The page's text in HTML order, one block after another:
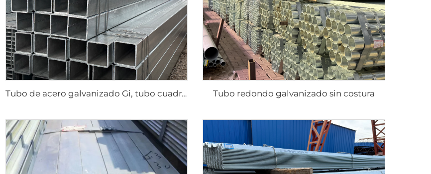
Tubo de acero galvanizado Gi, tubo cuadrado sin costura Tubo redondo galvanizado sin costura